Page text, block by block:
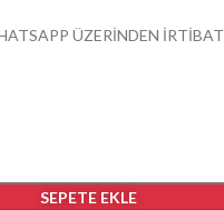
ÜZERİNDEN İRTİBAT
SEPETE EKLE